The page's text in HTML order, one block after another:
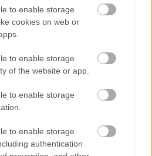
to enable storage
cookies on web or
to enable storage
of the website or app.
to enable storage
to enable storage
authentication